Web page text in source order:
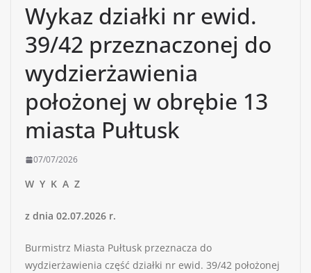
Wykaz działki nr ewid.
39/42 przeznaczonej do
wydzierżawienia
położonej w obrębie 13
miasta Pułtusk
07/07/2026
W Y K A Z
z dnia 02.07.2026 r.
Burmistrz Miasta Pułtusk przeznacza do
wydzierżawienia część działki nr ewid. 39/42 położonej